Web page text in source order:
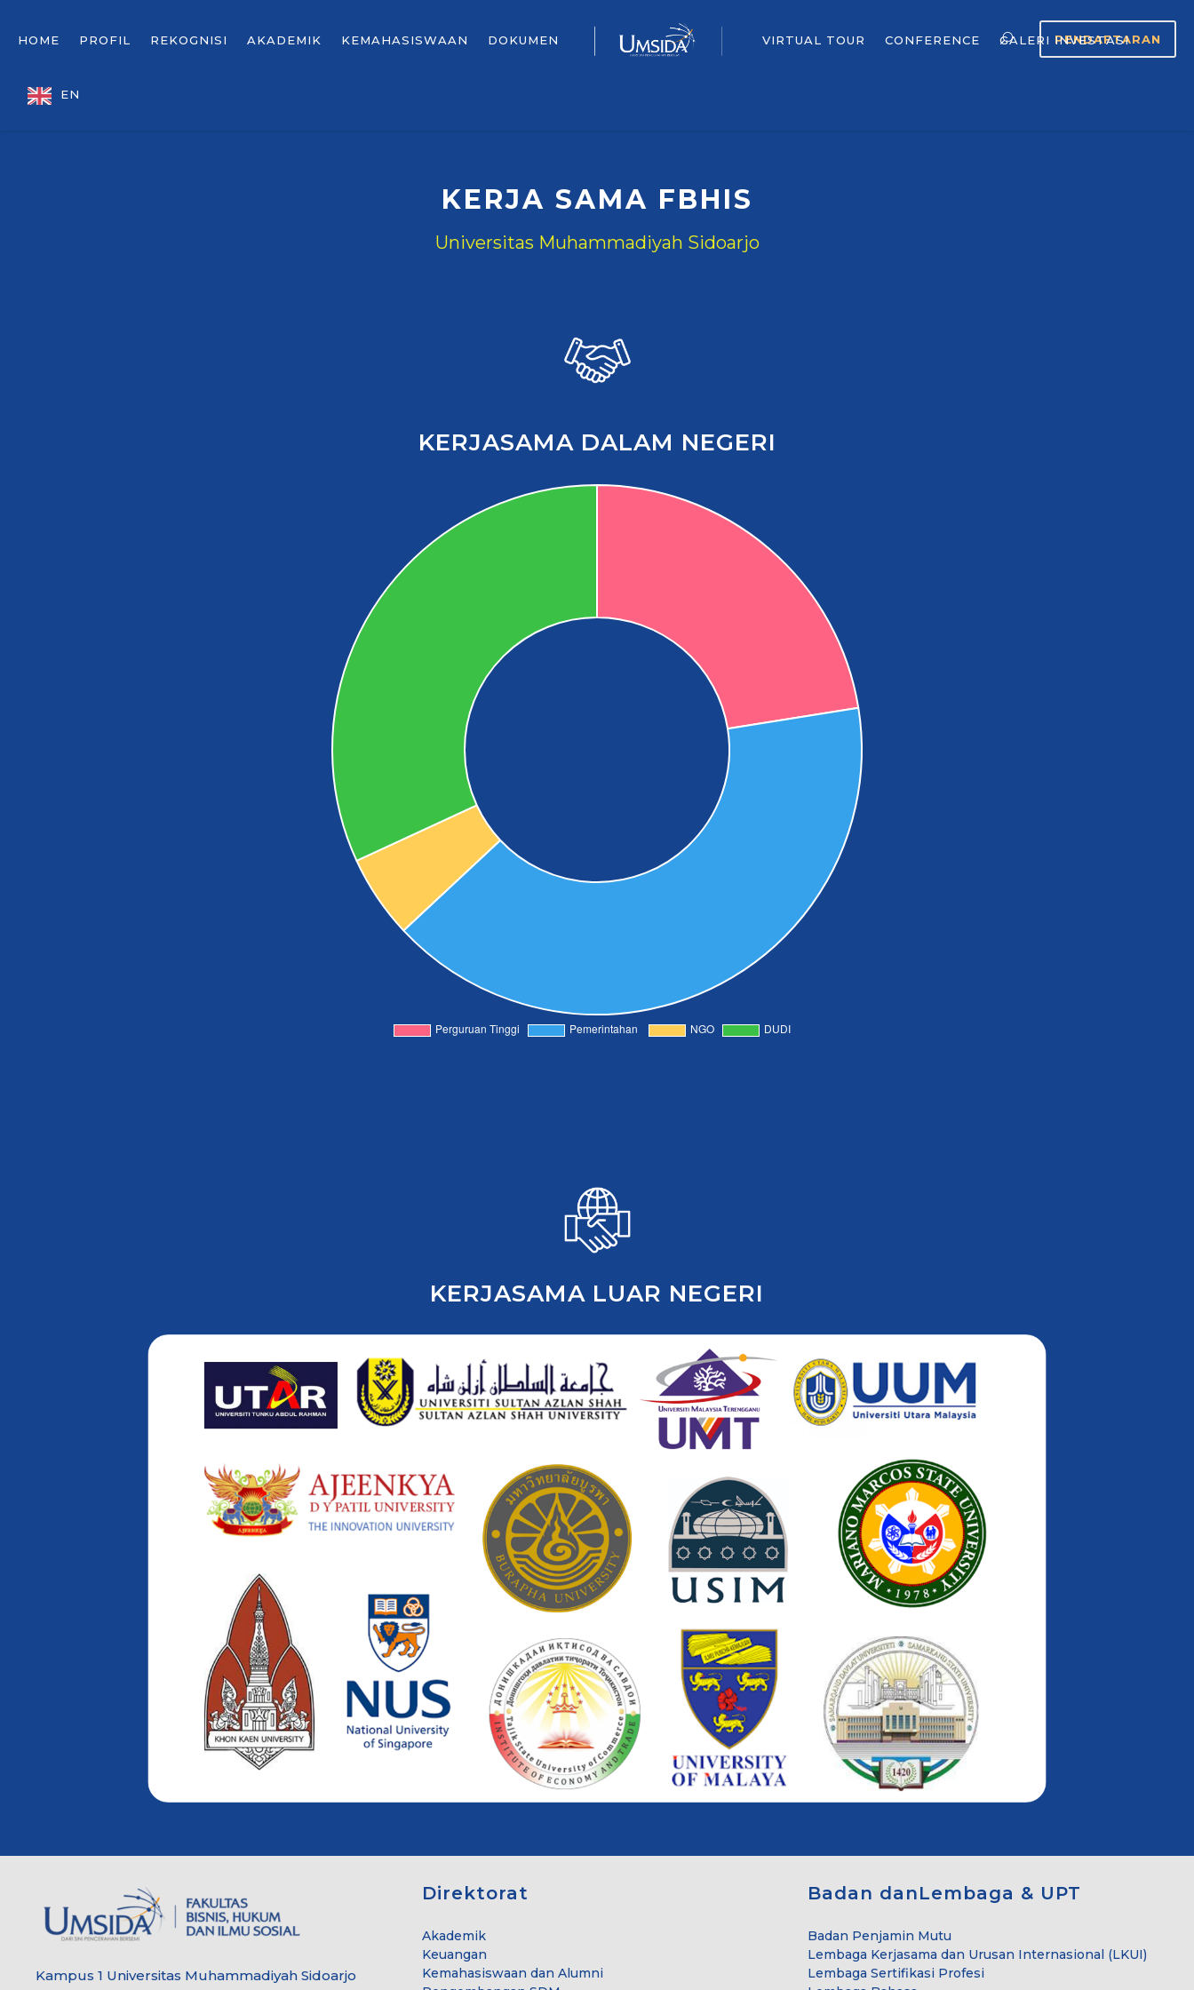
HOME PROFIL REKOGNISI AKADEMIK KEMAHASISWAAN DOKUMEN VIRTUAL TOUR CONFERENCE GALERI INVESTASI
EN
PENDAFTARAN
KERJA SAMA FBHIS
Universitas Muhammadiyah Sidoarjo
KERJASAMA DALAM NEGERI
KERJASAMA LUAR NEGERI
Kampus 1 Universitas Muhammadiyah Sidoarjo
Direktorat
Akademik
Keuangan
Kemahasiswaan dan Alumni
Badan danLembaga & UPT
Badan Penjamin Mutu
Lembaga Kerjasama dan Urusan Internasional (LKUI)
Lembaga Sertifikasi Profesi